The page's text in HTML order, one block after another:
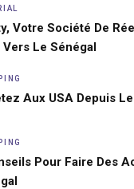
Votre Société De
Vers Le Sénégal
Aux USA Depuis
Pour Faire Des